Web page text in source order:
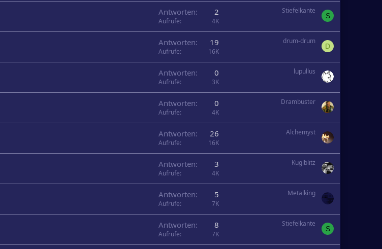
Antworten 2
Aufrufe 4K
Stiefelkante
S
Antworten 19
Aufrufe 16K
drum-drum
D
Antworten 0
Aufrufe 3K
lupullus
Antworten 0
Aufrufe 4K
Drambuster
Antworten 26
Aufrufe 16K
Alchemyst
Antworten 3
Aufrufe 4K
Kuglblitz
Antworten 5
Aufrufe 7K
Metalking
Antworten 8
Aufrufe 7K
Stiefelkante
S